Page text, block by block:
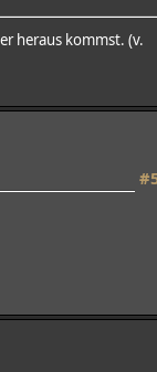
heraus kommst. (v.